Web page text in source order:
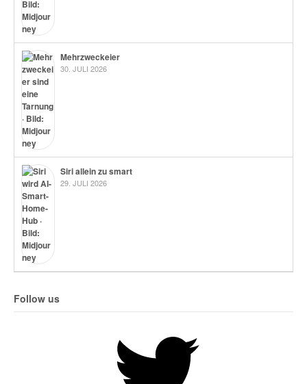
Mehrzweckeier
30. JULI 2026
Siri allein zu smart
29. JULI 2026
Follow us